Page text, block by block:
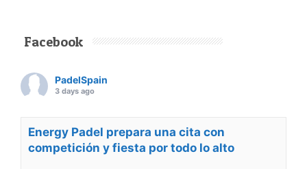
Facebook
PadelSpain
3 days ago
Energy Padel prepara una cita con
competición y fiesta por todo lo alto